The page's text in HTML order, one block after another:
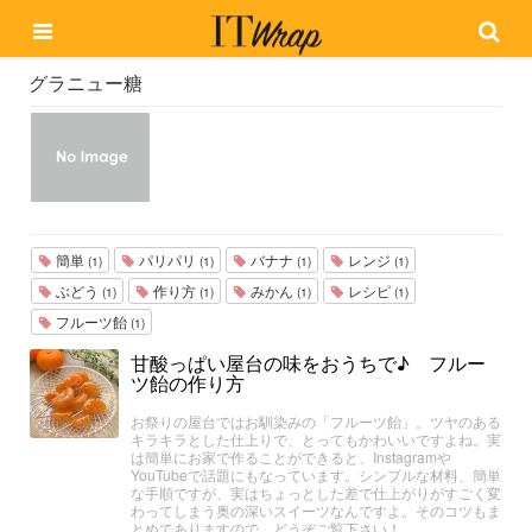
グラニュー糖
簡単 (1) パリパリ (1) バナナ (1) レンジ (1)
ぶどう (1) 作り方 (1) みかん (1) レシピ (1)
フルーツ飴 (1)
甘酸っぱい屋台の味をおうちで♪ フルー
ツ飴の作り方
お祭りの屋台ではお馴染みの「フルーツ飴」。ツヤのある
キラキラとした仕上りで、とってもかわいいですよね。実
は簡単にお家で作ることができると、Instagramや
YouTubeで話題にもなっています。シンプルな材料、簡単
な手順ですが、実はちょっとした差で仕上がりがすごく変
わってしまう奥の深いスイーツなんですよ。そのコツもま
とめてありますので、どうぞご覧下さい！